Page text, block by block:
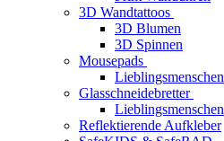
3D Wandtattoos
3D Blumen
3D Spinnen
Mousepads
Lieblingsmenschen
Glasschneidebretter
Lieblingsmenschen
Reflektierende Aufkleber